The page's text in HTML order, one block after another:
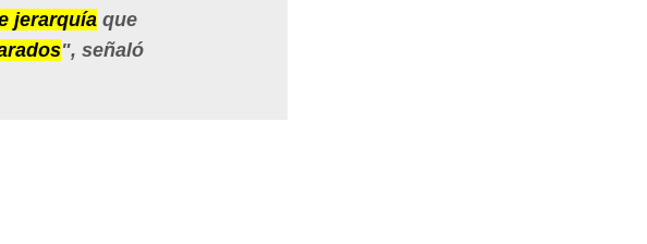
jerarquía que
", señaló